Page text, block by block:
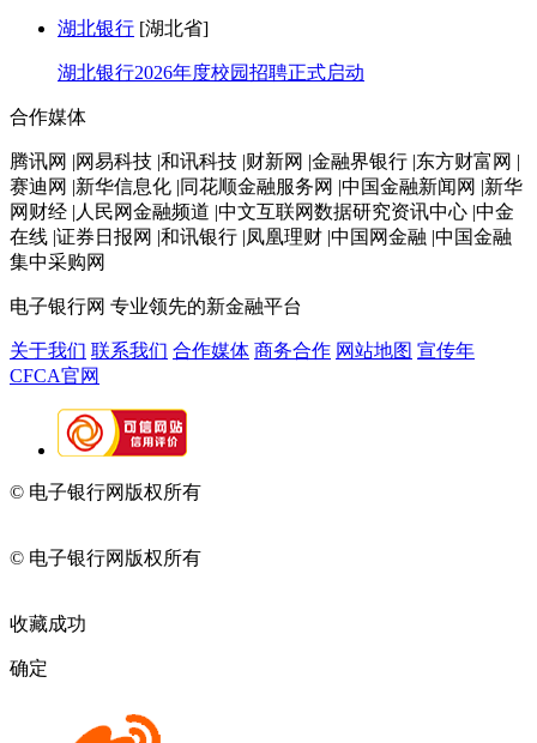
湖北银行 [湖北省]
湖北银行2026年度校园招聘正式启动
合作媒体
腾讯网 |网易科技 |和讯科技 |财新网 |金融界银行 |东方财富网 |
赛迪网 |新华信息化 |同花顺金融服务网 |中国金融新闻网 |新华
网财经 |人民网金融频道 |中文互联网数据研究资讯中心 |中金
在线 |证券日报网 |和讯银行 |凤凰理财 |中国网金融 |中国金融
集中采购网
电子银行网 专业领先的新金融平台
关于我们 联系我们 合作媒体 商务合作 网站地图 宣传年
CFCA官网
© 电子银行网版权所有
© 电子银行网版权所有
收藏成功
确定